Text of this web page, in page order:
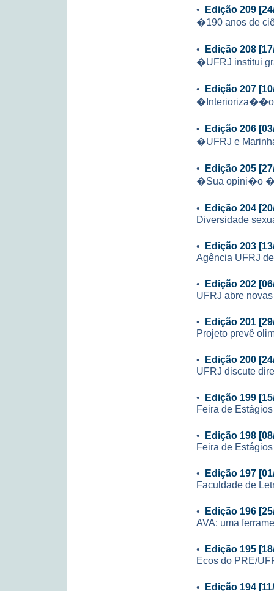
• Edição 209
�190 anos de
• Edição 208
�UFRJ institui
• Edição 207
• Edição 206
�UFRJ e
• Edição 205
�Sua opini�o �
• Edição 204
Diversidade
• Edição 203
Agência UFRJ
• Edição 202
UFRJ abre
• Edição 201
Projeto prevê
• Edição 200
UFRJ discute
• Edição 199
Feira de
• Edição 198
Feira de
• Edição 197
Faculdade de
• Edição 196
AVA: uma
• Edição 195
Ecos do PRE/
• Edição 194